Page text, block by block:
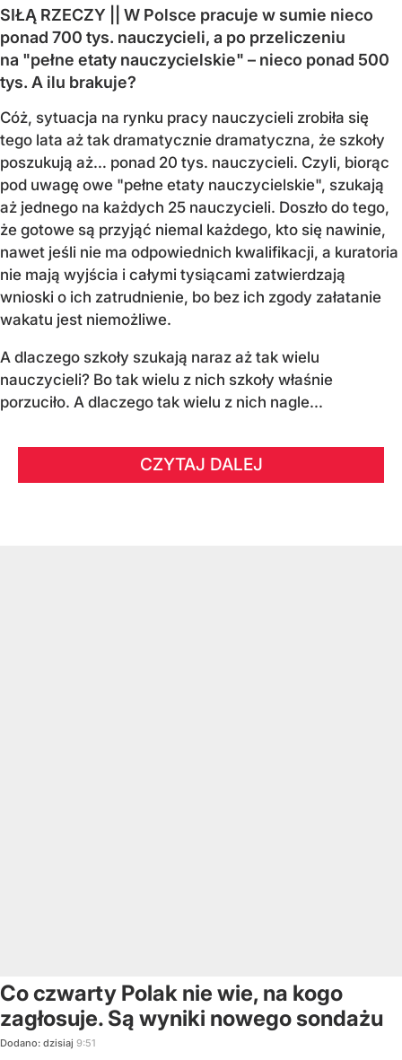
SIŁĄ RZECZY || W Polsce pracuje w sumie nieco
ponad 700 tys. nauczycieli, a po przeliczeniu
na "pełne etaty nauczycielskie" – nieco ponad 500
tys. A ilu brakuje?
Cóż, sytuacja na rynku pracy nauczycieli zrobiła się
tego lata aż tak dramatycznie dramatyczna, że szkoły
poszukują aż… ponad 20 tys. nauczycieli. Czyli, biorąc
pod uwagę owe "pełne etaty nauczycielskie", szukają
aż jednego na każdych 25 nauczycieli. Doszło do tego,
że gotowe są przyjąć niemal każdego, kto się nawinie,
nawet jeśli nie ma odpowiednich kwalifikacji, a kuratoria
nie mają wyjścia i całymi tysiącami zatwierdzają
wnioski o ich zatrudnienie, bo bez ich zgody załatanie
wakatu jest niemożliwe.
A dlaczego szkoły szukają naraz aż tak wielu
nauczycieli? Bo tak wielu z nich szkoły właśnie
porzuciło. A dlaczego tak wielu z nich nagle...
CZYTAJ DALEJ
Co czwarty Polak nie wie, na kogo
zagłosuje. Są wyniki nowego sondażu
Dodano: dzisiaj 9:51